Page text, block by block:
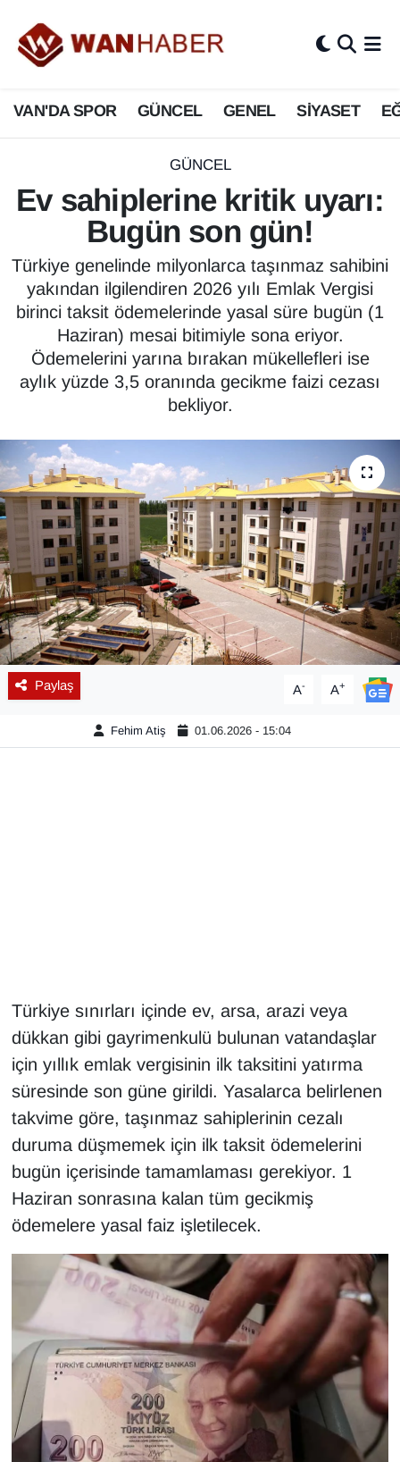
VAN'DA SPOR GÜNCEL GENEL SİYASET
GÜNCEL
Ev sahiplerine kritik uyarı:
Bugün son gün!
Türkiye genelinde milyonlarca taşınmaz sahibini
yakından ilgilendiren 2026 yılı Emlak Vergisi
birinci taksit ödemelerinde yasal süre bugün (1
Haziran) mesai bitimiyle sona eriyor.
Ödemelerini yarına bırakan mükellefleri ise
aylık yüzde 3,5 oranında gecikme faizi cezası
bekliyor.
Paylaş A- A+
Fehim Atiş 01.06.2026 - 15:04
Türkiye sınırları içinde ev, arsa, arazi veya
dükkan gibi gayrimenkulü bulunan vatandaşlar
için yıllık emlak vergisinin ilk taksitini yatırma
süresinde son güne girildi. Yasalarca belirlenen
takvime göre, taşınmaz sahiplerinin cezalı
duruma düşmemek için ilk taksit ödemelerini
bugün içerisinde tamamlaması gerekiyor. 1
Haziran sonrasına kalan tüm gecikmiş
ödemelere yasal faiz işletilecek.
3.SAYFA
ASAYİŞ
BİLİM VE TEKNOLOJİ
Biyografi
Bölge Haberleri
ÇEVRE
Deprem
Dernekler, Odalar
DÜNYA
EĞİTİM
EKONOMİ
Eleman
Emlak
En çok konuşulanlar
GENEL
Kadın
Kamu Alımları
Kim Kimdir?
Kültür & Sanat
KURDÎ
MAGAZİN
MEDYA
ONE EKONOMİ
POLİTİKA
Resmi İlanlar
Van Nöbetçi Eczaneler
Van Hava Durumu
Van Namaz Vakitleri
Van Trafik Yoğunluk Haritası
Süper Lig Puan Durumu ve Fikstür
Tüm Manşetler
Son Dakika Haberleri
Haber Arşivi